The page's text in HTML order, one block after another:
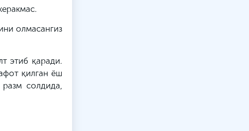
олмасангиз
этиб қаради.
қилган ёш
солдида,